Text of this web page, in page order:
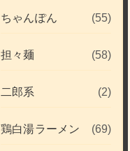
ちゃんぽん (55)
担々麺 (58)
二郎系 (2)
鶏白湯ラーメン (69)